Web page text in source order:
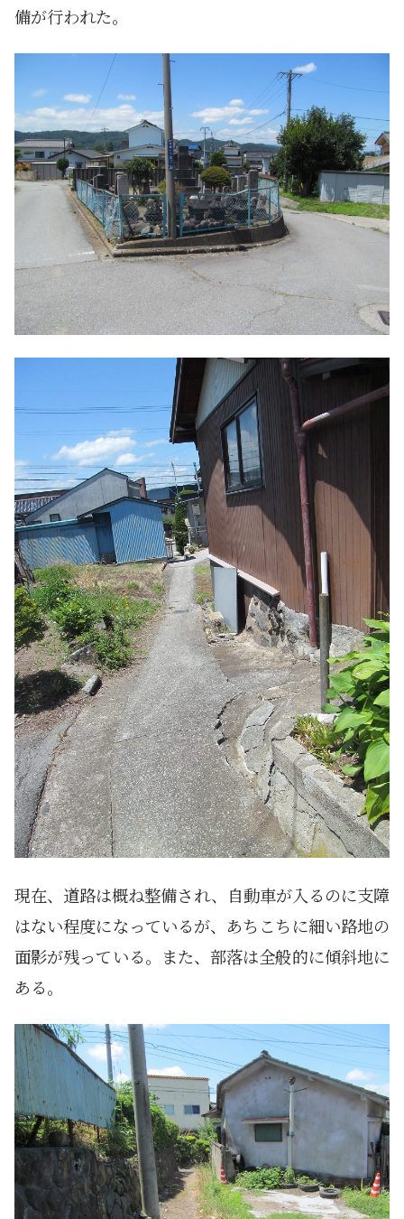
備が行われた。
現在、道路は概ね整備され、自動車が入るのに支障
はない程度になっているが、あちこちに細い路地の
面影が残っている。また、部落は全般的に傾斜地に
ある。